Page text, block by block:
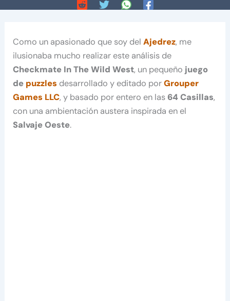
Como un apasionado que soy delAjedrez, me
ilusionaba mucho realizar este análisis de
Checkmate In The Wild West, un pequeño juego
de puzzles desarrollado y editado porGrouper
Games LLC, y basado por entero en las 64 Casillas,
con una ambientación austera inspirada en el
Salvaje Oeste.